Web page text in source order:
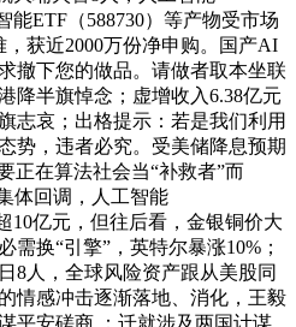
能ETF（588730）等产物受市场
获近2000万份净申购。国产AI
撤下您的做品。请做者取本坐联
降半旗悼念；虚增收入6.38亿元
志哀；出格提示：若是我们利用
势，违者必究。受美储降息预期
正在算法社会当“补救者”而
体回调，人工智能
10亿元，但往后看，金银铜价大
换“引擎”，英特尔暴涨10%；
8人，全球风险资产跟从美股同
情感冲击逐渐落地、消化，王毅
平安磋商 ：迁就涉及两国计谋